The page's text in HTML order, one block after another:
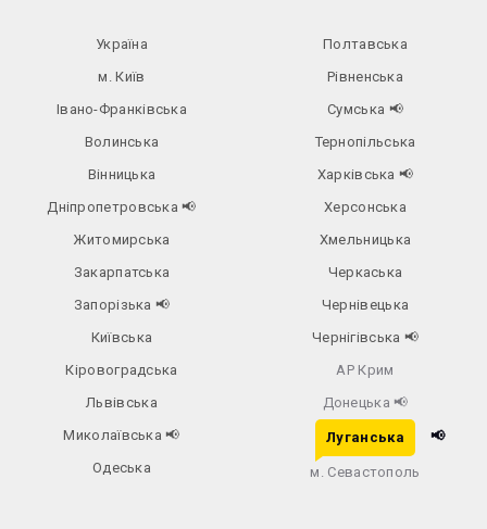
Україна
м. Київ
Івано-Франківська
Волинська
Вінницька
Дніпропетровська📢
Житомирська
Закарпатська
Запорізька 📢
Київська
Кіровоградська
Львівська
Миколаївська📢
Одеська
Полтавська
Рівненська
Сумська 📢
Тернопільська
Харківська 📢
Херсонська
Хмельницька
Черкаська
Чернівецька
Чернігівська 📢
АР Крим
Донецька 📢
Луганська 📢
м. Севастополь